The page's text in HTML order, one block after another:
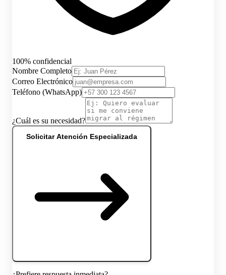
100% confidencial
Nombre Completo
Correo Electrónico
Teléfono (WhatsApp)
¿Cuál es su necesidad?